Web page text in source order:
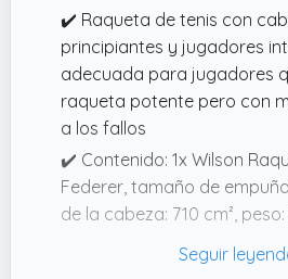
✔️ Raqueta de tenis con
principiantes y jugadores
adecuada para jugadores
raqueta potente pero con
a los fallos
✔️ Contenido: 1x Wilson
Federer, tamaño de
de la cabeza: 710 cm²,